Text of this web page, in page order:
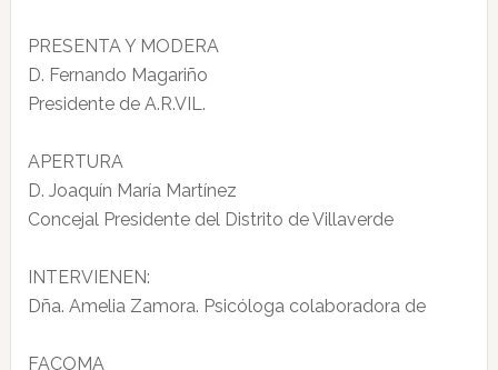
PRESENTA Y MODERA
D. Fernando Magariño
Presidente de A.R.VIL.
APERTURA
D. Joaquín María Martínez
Concejal Presidente del Distrito de Villaverde
INTERVIENEN:
Dña. Amelia Zamora. Psicóloga colaboradora de
FACOMA